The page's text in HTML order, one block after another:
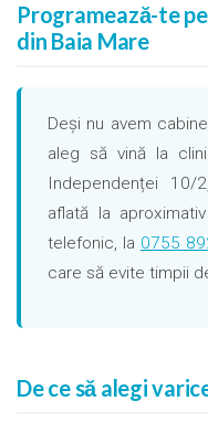
Programează-te
din Baia Mare
Deși nu avem
aleg să vină la
Independenței 10/
aflată la
telefonic, la 0755
care să evite timpii
De ce să alegi